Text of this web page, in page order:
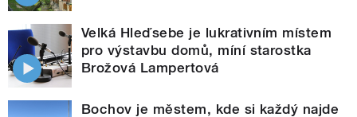
Velká Hleďsebe je lukrativním místem
pro výstavbu domů, míní starostka
Brožová Lampertová
Bochov je městem, kde si každý najde